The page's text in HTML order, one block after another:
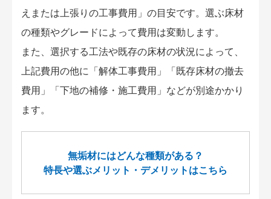
えまたは上張りの工事費用」の目安です。選ぶ床材
の種類やグレードによって費用は変動します。
また、選択する工法や既存の床材の状況によって、
上記費用の他に「解体工事費用」「既存床材の撤去
費用」「下地の補修・施工費用」などが別途かかり
ます。
無垢材にはどんな種類がある？
特長や選ぶメリット・デメリットはこちら